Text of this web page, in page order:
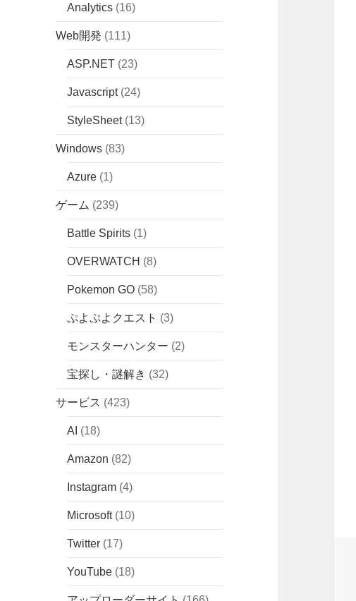
Analytics (16)
Web開発 (111)
ASP.NET (23)
Javascript(24)
StyleSheet(13)
Windows (83)
Azure (1)
ゲーム (239)
Battle Spirits (1)
OVERWATCH (8)
Pokemon GO (58)
ぷよぷよクエスト (3)
モンスターハンター (2)
宝探し・謎解き (32)
サービス (423)
AI (18)
Amazon (82)
Instagram (4)
Microsoft(10)
Twitter (17)
YouTube (18)